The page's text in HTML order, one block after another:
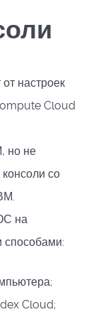
настроек
Cloud
но не
консоли со
на
Cloud;